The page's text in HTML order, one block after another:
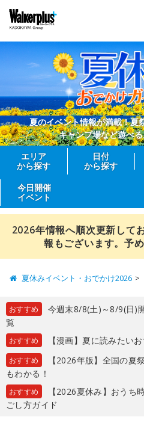
夏のイベント情報が満載！夏
キャンプ場など遊べ
エリア
から探す
日付
から探す
今日開催
イベント
2026年情報へ順次更新して
報もございます。予
夏休みイベント・おでかけ2026
おすすめ
今週末8/8(土)～8/9(日)
覧
おすすめ 【漫画】夏に読みたい
おすすめ
【2026年版】全国の夏
もわかる！
おすすめ
【2026夏休み】おうち
ごし方ガイド